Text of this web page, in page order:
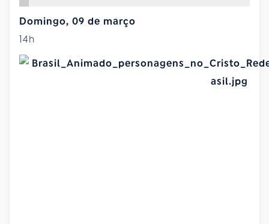
Domingo, 09 de março
14h